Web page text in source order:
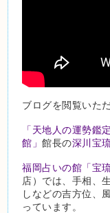
ブログを閲覧いた
「天地人の運勢鑑定
館」館長の深川宝
福岡占いの館「宝琉
店）では、手相、
しなどの吉方位、
っています。